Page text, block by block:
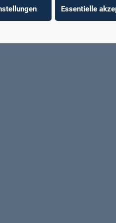
Essentielle